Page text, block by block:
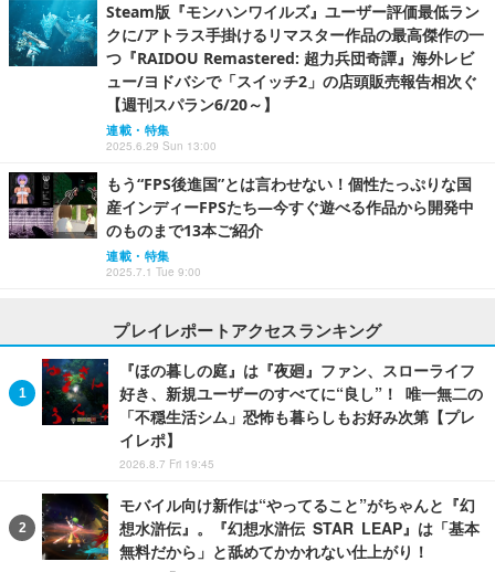
Steam版『モンハンワイルズ』ユーザー評価最低ラン
クに/アトラス手掛けるリマスター作品の最高傑作の一
つ『RAIDOU Remastered: 超力兵団奇譚』海外レビ
ュー/ヨドバシで「スイッチ2」の店頭販売報告相次ぐ
【週刊スパラン6/20～】
連載・特集
2025.6.29 Sun 13:00
もう“FPS後進国”とは言わせない！個性たっぷりな国
産インディーFPSたち―今すぐ遊べる作品から開発中
のものまで13本ご紹介
連載・特集
2025.7.1 Tue 9:00
プレイレポートアクセスランキング
『ほの暮しの庭』は『夜廻』ファン、スローライフ
好き、新規ユーザーのすべてに“良し”！ 唯一無二の
「不穏生活シム」恐怖も暮らしもお好み次第【プレ
イレポ】
2026.8.7 Fri 19:45
モバイル向け新作は“やってること”がちゃんと『幻
想水滸伝』。『幻想水滸伝 STAR LEAP』は「基本
無料だから」と舐めてかかれない仕上がり！